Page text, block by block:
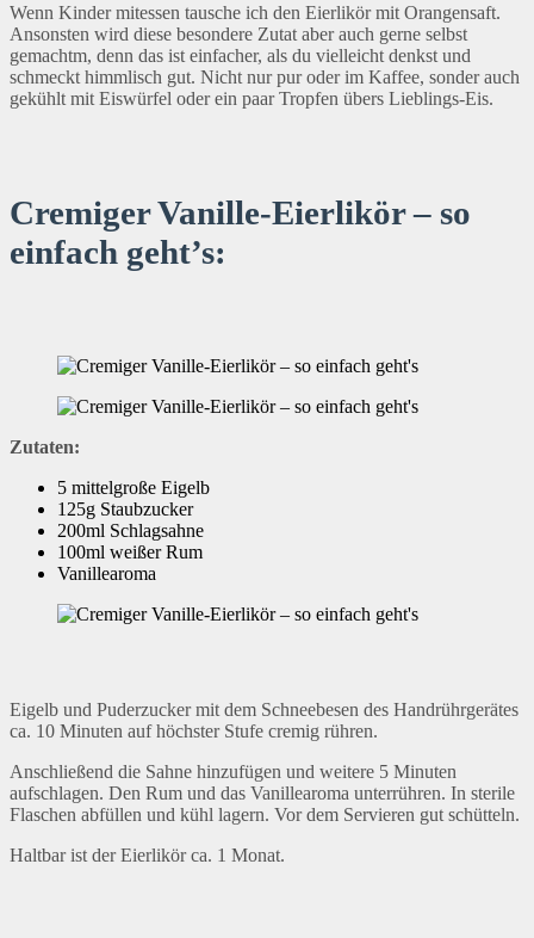
Wenn Kinder mitessen tausche ich den Eierlikör mit Orangensaft.
Ansonsten wird diese besondere Zutat aber auch gerne selbst
gemachtm, denn das ist einfacher, als du vielleicht denkst und
schmeckt himmlisch gut. Nicht nur pur oder im Kaffee, sonder auch
gekühlt mit Eiswürfel oder ein paar Tropfen übers Lieblings-Eis.
Cremiger Vanille-Eierlikör – so
einfach geht’s:
Zutaten:
5 mittelgroße Eigelb
125g Staubzucker
200ml Schlagsahne
100ml weißer Rum
Vanillearoma
Eigelb und Puderzucker mit dem Schneebesen des Handrührgerätes
ca. 10 Minuten auf höchster Stufe cremig rühren.
Anschließend die Sahne hinzufügen und weitere 5 Minuten
aufschlagen. Den Rum und das Vanillearoma unterrühren. In sterile
Flaschen abfüllen und kühl lagern. Vor dem Servieren gut schütteln.
Haltbar ist der Eierlikör ca. 1 Monat.